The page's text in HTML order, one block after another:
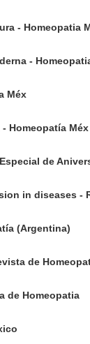
- Homeopatia
-
Méx
Homeopatía Méx
de
in diseases -
(Argentina)
de
de Homeopatia